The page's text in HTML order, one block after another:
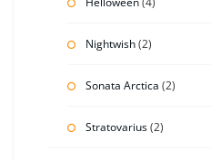
Nightwish(2)
Sonata Arctica (2)
Stratovarius(2)